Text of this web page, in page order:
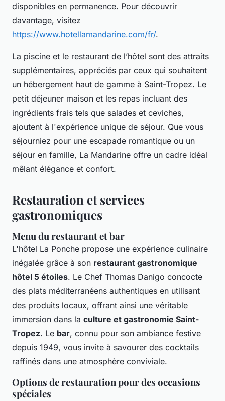
disponibles en permanence. Pour découvrir
davantage, visitez
https://www.hotellamandarine.com/fr/.
La piscine et le restaurant de l’hôtel sont des attraits
supplémentaires, appréciés par ceux qui souhaitent
un hébergement haut de gamme à Saint-Tropez. Le
petit déjeuner maison et les repas incluant des
ingrédients frais tels que salades et ceviches,
ajoutent à l'expérience unique de séjour. Que vous
séjourniez pour une escapade romantique ou un
séjour en famille, La Mandarine offre un cadre idéal
mêlant élégance et confort.
Restauration et services
gastronomiques
Menu du restaurant et bar
L'hôtel La Ponche propose une expérience culinaire
inégalée grâce à son restaurant gastronomique
hôtel 5 étoiles. Le Chef Thomas Danigo concocte
des plats méditerranéens authentiques en utilisant
des produits locaux, offrant ainsi une véritable
immersion dans la culture et gastronomie Saint-
Tropez. Le bar, connu pour son ambiance festive
depuis 1949, vous invite à savourer des cocktails
raffinés dans une atmosphère conviviale.
Options de restauration pour des occasions
spéciales